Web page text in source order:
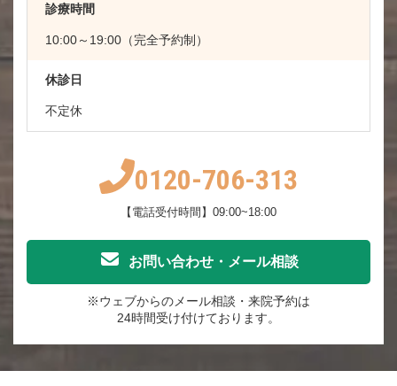
診療時間
10:00～19:00（完全予約制）
休診日
不定休
0120-706-313
【電話受付時間】09:00~18:00
お問い合わせ・メール相談
※ウェブからのメール相談・来院予約は
24時間受け付けております。